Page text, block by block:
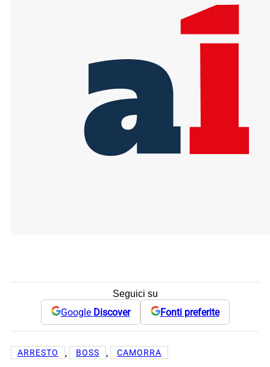
Seguici su
Google Discover Fonti preferite
ARRESTO , BOSS , CAMORRA